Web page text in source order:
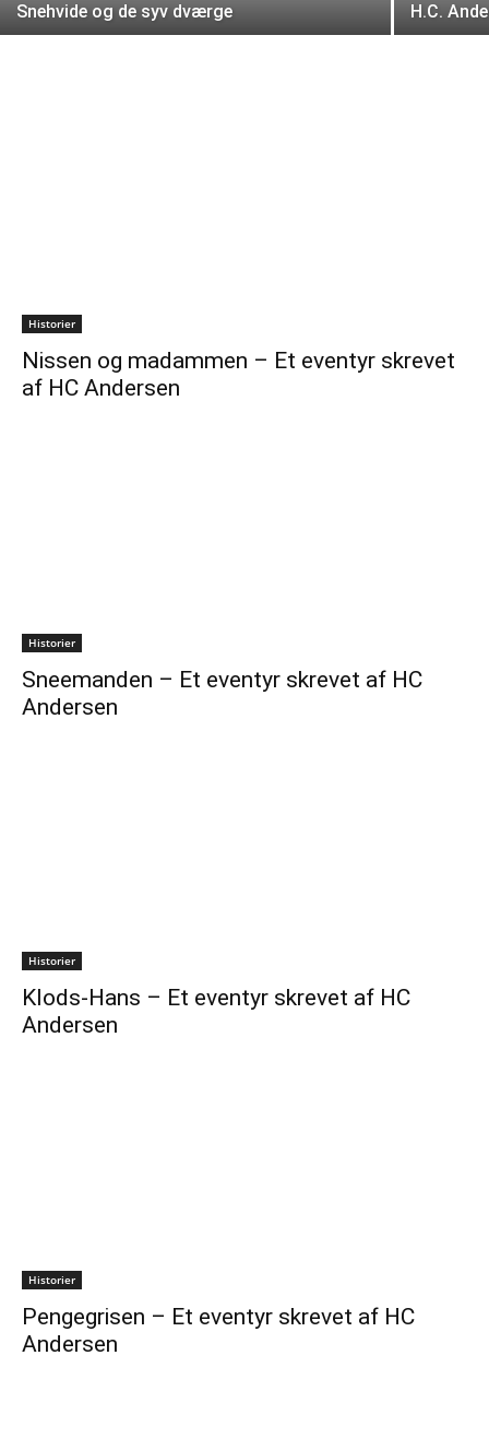
Snehvide og de syv dværge H.C.
Historier
Nissen og madammen – Et eventyr skrevet
af HC Andersen
Historier
Sneemanden – Et eventyr skrevet af HC
Andersen
Historier
Klods-Hans – Et eventyr skrevet af HC
Andersen
Historier
Pengegrisen – Et eventyr skrevet af HC
Andersen